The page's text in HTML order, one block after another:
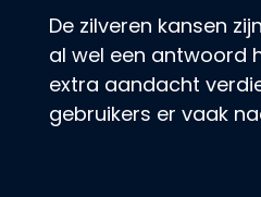
De zilveren kansen
al wel een antwoord
extra aandacht
gebruikers er vaak